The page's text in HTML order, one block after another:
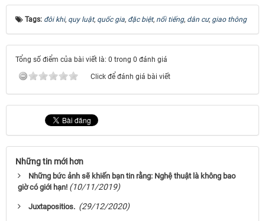
Tags: đôi khi, quy luật, quốc gia, đặc biệt, nổi tiếng, dân cư, giao thông
Tổng số điểm của bài viết là: 0 trong 0 đánh giá
Click để đánh giá bài viết
Những tin mới hơn
Những bức ảnh sẽ khiến bạn tin rằng: Nghệ thuật là không bao
giờ có giới hạn! (10/11/2019)
Juxtapositios. (29/12/2020)